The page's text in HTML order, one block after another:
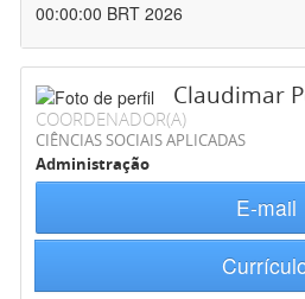
00:00:00 BRT 2026
Claudimar
COORDENADOR(A)
CIÊNCIAS SOCIAIS APLICADAS
Administração
E-mail